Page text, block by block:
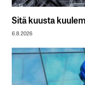
Sitä kuusta
6.8.2026